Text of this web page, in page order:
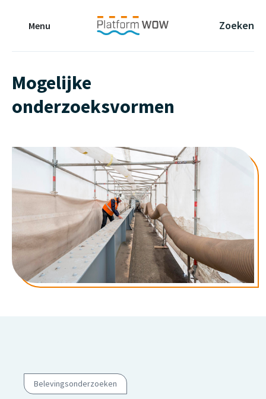
Menu
Zoeken
Mogelijke
onderzoeksvormen
Belevingsonderzoeken